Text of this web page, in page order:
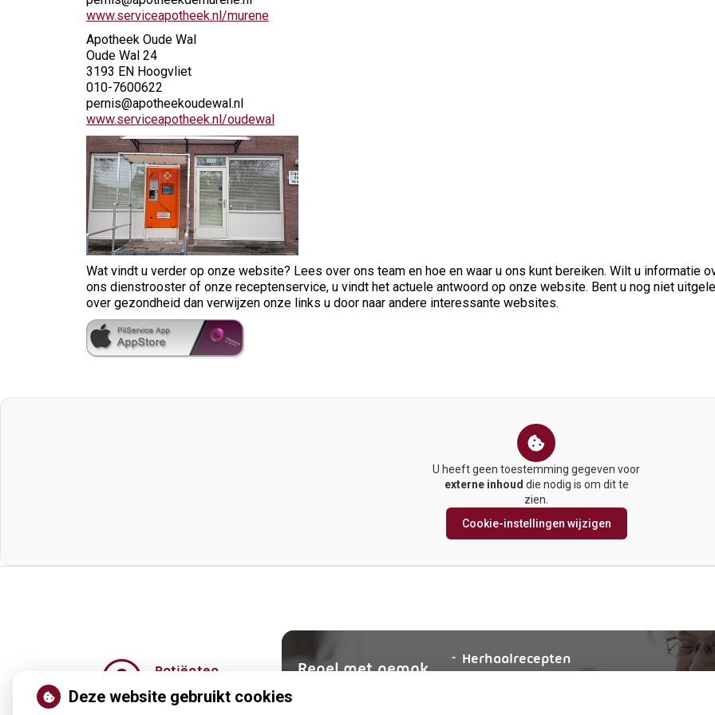
www.serviceapotheek.nl/murene
Apotheek Oude Wal
Oude Wal 24
3193 EN Hoogvliet
010-7600622
pernis@apotheekoudewal.nl
www.serviceapotheek.nl/oudewal
Wat vindt u verder op onze website? Lees over ons team en hoe en waar u ons kunt bereiken. Wilt u informatie
ons dienstrooster of onze receptenservice, u vindt het actuele antwoord op onze website. Bent u nog niet
over gezondheid dan verwijzen onze links u door naar andere interessante websites.
U heeft geen toestemming gegeven voor
externe inhoud die nodig is om dit te
zien.
Cookie-instellingen wijzigen
Patiënten
Regel met gemak
Herhaalrecepten
Deze website gebruikt cookies